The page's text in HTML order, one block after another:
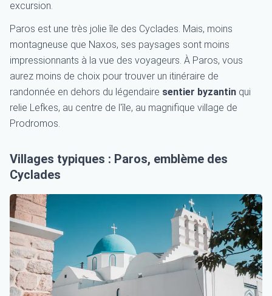
excursion.
Paros est une très jolie île des Cyclades. Mais, moins
montagneuse que Naxos, ses paysages sont moins
impressionnants à la vue des voyageurs. À Paros, vous
aurez moins de choix pour trouver un itinéraire de
randonnée en dehors du légendaire sentier byzantin qui
relie Lefkes, au centre de l'île, au magnifique village de
Prodromos.
Villages typiques : Paros, emblème des
Cyclades